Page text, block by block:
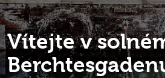
Vítejte v
Vítejte v
v